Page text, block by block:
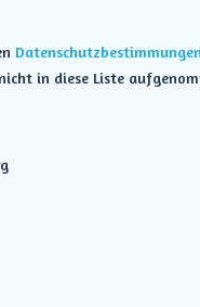
Datenschutzbestimmungen
in diese Liste